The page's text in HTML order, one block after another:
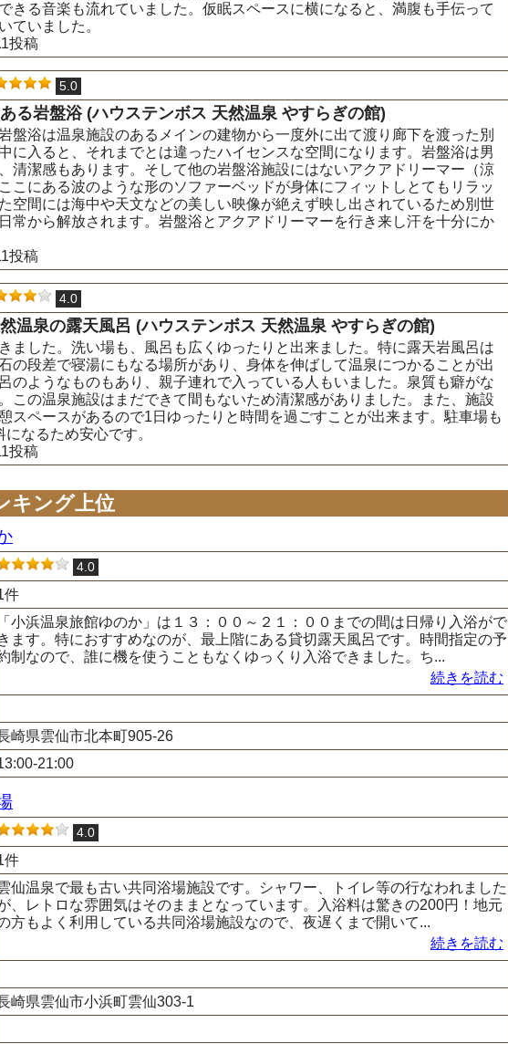
きる音楽も流れていました。仮眠スペースに横になると、満腹も手伝って
ていました。
投稿
5.0
る岩盤浴 (ハウステンボス 天然温泉 やすらぎの館)
盤浴は温泉施設のあるメインの建物から一度外に出て渡り廊下を渡った別
に入ると、それまでとは違ったハイセンスな空間になります。岩盤浴は男
清潔感もあります。そして他の岩盤浴施設にはないアクアドリーマー（涼
こにある波のような形のソファーベッドが身体にフィットしとてもリラッ
空間には海中や天文などの美しい映像が絶えず映し出されているため別世
常から解放されます。岩盤浴とアクアドリーマーを行き来し汗を十分にか
投稿
4.0
温泉の露天風呂 (ハウステンボス 天然温泉 やすらぎの館)
ました。洗い場も、風呂も広くゆったりと出来ました。特に露天岩風呂は
の段差で寝湯にもなる場所があり、身体を伸ばして温泉につかることが出
のようなものもあり、親子連れで入っている人もいました。泉質も癖がな
この温泉施設はまだできて間もないため清潔感がありました。また、施設
スペースがあるので1日ゆったりと時間を過ごすことが出来ます。駐車場も
なるため安心です。
投稿
キング上位
4.0
件
「小浜温泉旅館ゆのか」は１３：００～２１：００までの間は日帰り入浴がで
ます。特におすすめなのが、最上階にある貸切露天風呂です。時間指定の予
制なので、誰に機を使うこともなくゆっくり入浴できました。ち...
続きを読む
崎県雲仙市北本町905-26
21:00
4.0
件
仙温泉で最も古い共同浴場施設です。シャワー、トイレ等の行なわれました
、レトロな雰囲気はそのままとなっています。入浴料は驚きの200円！地元
方もよく利用している共同浴場施設なので、夜遅くまで開いて...
続きを読む
崎県雲仙市小浜町雲仙303-1